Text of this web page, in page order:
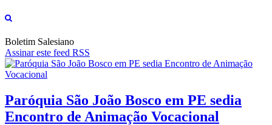
Boletim Salesiano
Assinar este feed RSS
Paróquia São João Bosco em PE sedia
Encontro de Animação Vocacional